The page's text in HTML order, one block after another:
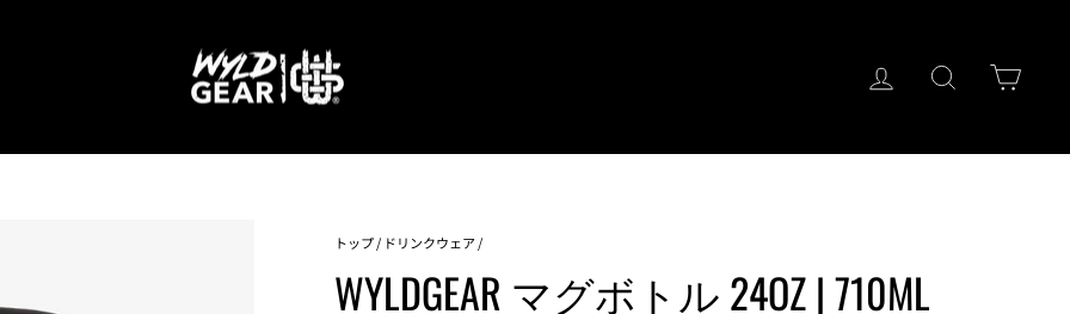
ログイン キーワード検
トップ/ ドリンクウェア /
WYLDGEAR マグボトル 24OZ | 710ML